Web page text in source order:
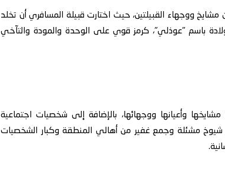
مشايخ ووجهاء القبيلتين، حيث اختارت قبيلة المسافري أن تخلد
باسم "عوذلي"، كرمز قوي على الوحدة والمودة والتآخي
وأعيانها ووجهائها، بالإضافة إلى شخصيات اجتماعية
شيوخ مشئلة وجمع غفير من أهالي المنطقة وكبار الشخصيات